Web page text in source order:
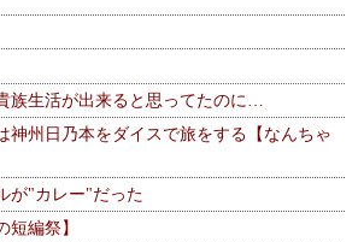
族生活が出来ると思ってたのに…
神州日乃本をダイスで旅をする【なんちゃ
が"カレー"だった
編祭】